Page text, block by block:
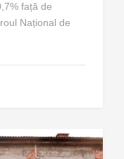
față de
Național de